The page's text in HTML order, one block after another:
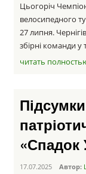
Цьогоріч
велосипедного
27 липня.
збірні команди у
читать
«Спадок
17.07.2025 Автор: